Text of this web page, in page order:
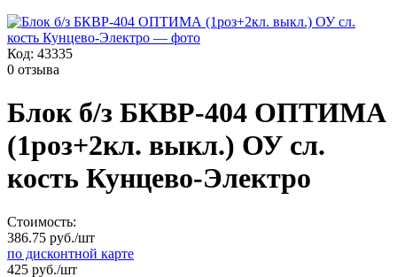
Код: 43335
0 отзыва
Блок б/з БКВР-404 ОПТИМА
(1роз+2кл. выкл.) ОУ сл.
кость Кунцево-Электро
Стоимость:
386.75 руб./шт
по дисконтной карте
425 руб./шт